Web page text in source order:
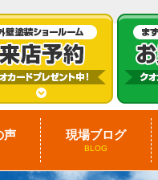
声 現場ブログ
BLOG